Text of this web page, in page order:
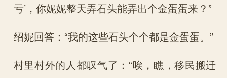
亏’，你妮妮整天弄石头能弄出个金蛋蛋来？”
绍妮回答：“我的这些石头个个都是金蛋蛋。”
村里村外的人都叹气了：“唉，瞧，移民搬迁